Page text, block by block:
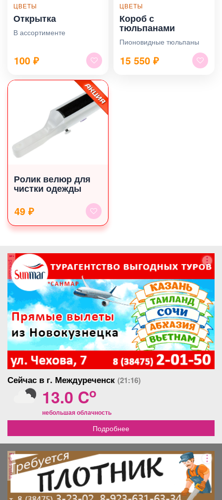
ЦВЕТЫ
Открытка
В ассортименте
100 ₽
ЦВЕТЫ
Короб с
тюльпанами
Пионовидные тюльпаны
15 550 ₽
Ролик велюр для
чистки одежды
49 ₽
реклама
Сейчас в г. Междуреченск (21:16)
13.0 Co
небольшая облачность
Подробнее
реклама